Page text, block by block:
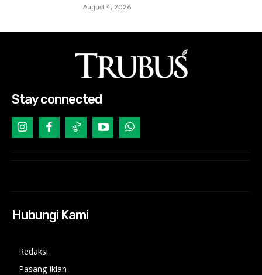
August 4, 2026
Stay connected
Hubungi Kami
Redaksi
Pasang Iklan